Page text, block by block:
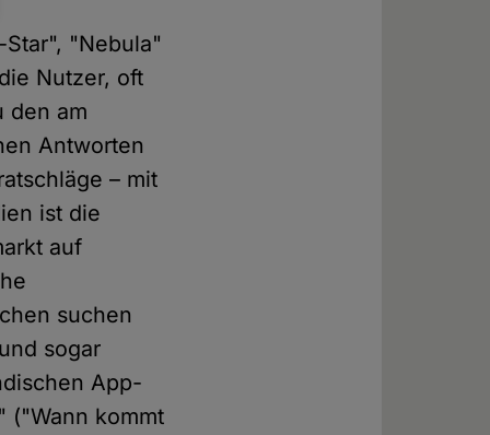
"Nebula"
Nutzer, oft
den am
Antworten
– mit
ist die
auf
suchen
sogar
App-
("Wann kommt